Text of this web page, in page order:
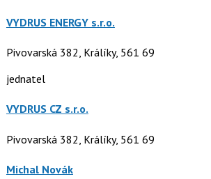
VYDRUS ENERGY s.r.o.
Pivovarská 382, Králíky, 561 69
jednatel
VYDRUS CZ s.r.o.
Pivovarská 382, Králíky, 561 69
Michal Novák